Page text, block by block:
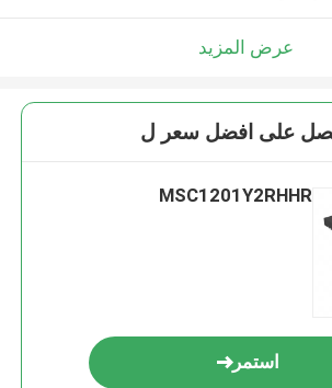
عرض المزيد
على افضل سعر ل
MSC1201Y2RHHR
استمر